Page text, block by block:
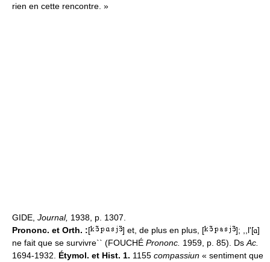
rien en cette rencontre. »
GIDE, Journal, 1938, p. 1307.
Prononc. et Orth. :[ ] et, de plus en plus, [ ]; ,,l'[ ]
ne fait que se survivre`` (FOUCHÉ Prononc. 1959, p. 85). Ds Ac.
1694-1932. Étymol. et Hist. 1. 1155 compassiun « sentiment que